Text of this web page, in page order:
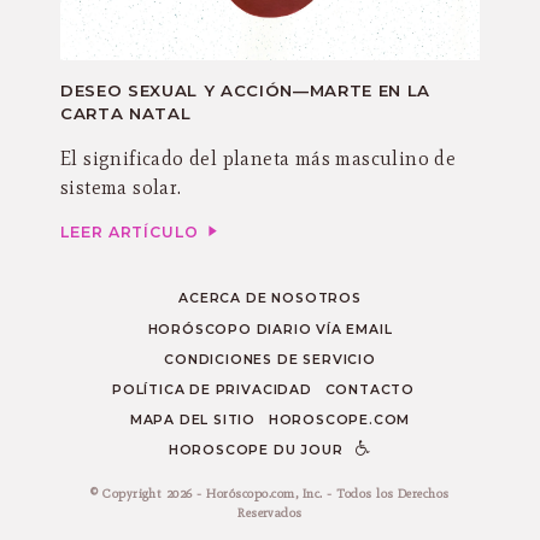
DESEO SEXUAL Y ACCIÓN—MARTE EN LA
CARTA NATAL
El significado del planeta más masculino de
sistema solar.
LEER ARTÍCULO
ACERCA DE NOSOTROS
HORÓSCOPO DIARIO VÍA EMAIL
CONDICIONES DE SERVICIO
POLÍTICA DE PRIVACIDAD
CONTACTO
MAPA DEL SITIO
HOROSCOPE.COM
HOROSCOPE DU JOUR
© Copyright 2026 - Horóscopo.com, Inc. - Todos los Derechos
Reservados